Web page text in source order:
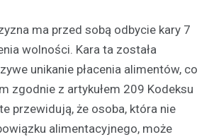
ma przed sobą odbycie kary 7
wolności. Kara ta została
unikanie płacenia alimentów, co
zgodnie z artykułem 209 Kodeksu
przewidują, że osoba, która nie
alimentacyjnego, może